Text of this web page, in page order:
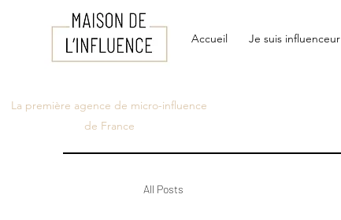
Accueil Je suis influenceur
La première agence de micro-influence
de France
All Posts